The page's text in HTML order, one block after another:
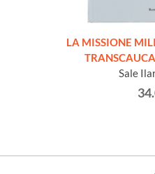
LA MISSIONE
Sale